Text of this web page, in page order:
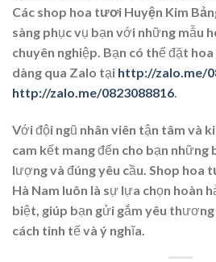
Các shop hoa tươi Huyện Kim
sàng phục vụ bạn với những mẫu
chuyên nghiệp. Bạn có thể đặt
dàng qua Zalo tại http://zalo.me/
http://zalo.me/0823088816.
Với đội ngũ nhân viên tận tâm và
cam kết mang đến cho bạn
lượng và đúng yêu cầu. Shop hoa
Hà Nam luôn là sự lựa chọn hoàn
biệt, giúp bạn gửi gắm yêu
cách tinh tế và ý nghĩa.